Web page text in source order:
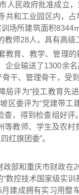
人民政府批准成立
共和工业园区内，
场所建筑面积
师28人，具有高级
教育、教学、管理
企业输送了1300余
干、管理骨干，受
评为“技工教育先
区委评为“党建带
，得到检查组好
等教师、学生及农
红旗团委”。
部和重庆市财政
数控技术国家级实
建成拥有实习用整